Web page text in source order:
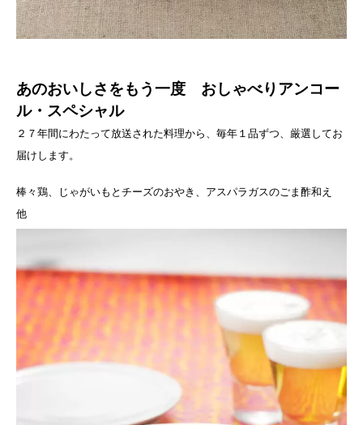
あのおいしさをもう一度 おしゃべりアンコー
ル・スペシャル
２７年間にわたって放送された料理から、毎年１品ずつ、厳選してお
届けします。
棒々鶏、じゃがいもとチーズのおやき、アスパラガスのごま酢和え
他